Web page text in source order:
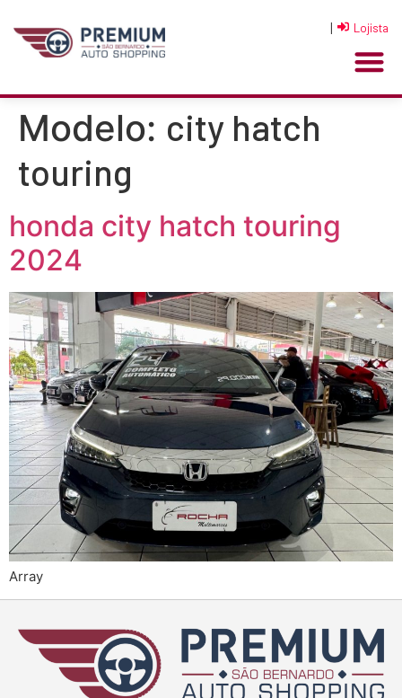
| Lojista
Modelo: city hatch
touring
honda city hatch touring
2024
Array